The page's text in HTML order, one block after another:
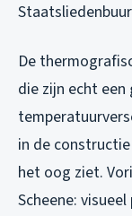
De
die zijn echt
in de
het oog ziet.
Scheene: